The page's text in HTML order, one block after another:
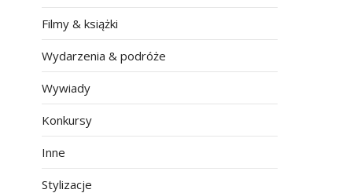
Filmy & książki
Wydarzenia & podróże
Wywiady
Konkursy
Inne
Stylizacje